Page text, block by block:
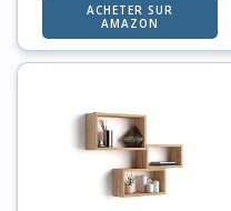
ACHETER SUR
AMAZON